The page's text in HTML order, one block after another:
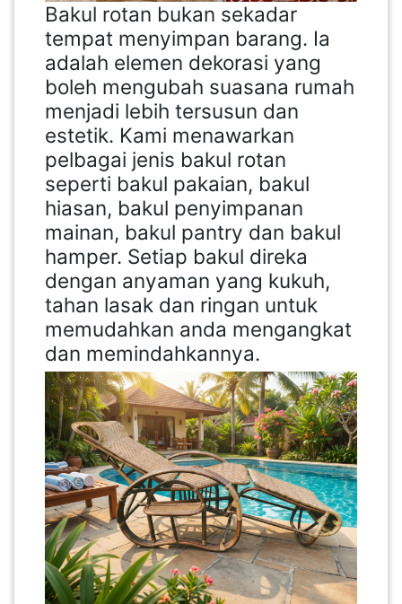
Bakul rotan bukan sekadar
tempat menyimpan barang. Ia
adalah elemen dekorasi yang
boleh mengubah suasana rumah
menjadi lebih tersusun dan
estetik. Kami menawarkan
pelbagai jenis bakul rotan
seperti bakul pakaian, bakul
hiasan, bakul penyimpanan
mainan, bakul pantry dan bakul
hamper. Setiap bakul direka
dengan anyaman yang kukuh,
tahan lasak dan ringan untuk
memudahkan anda mengangkat
dan memindahkannya.